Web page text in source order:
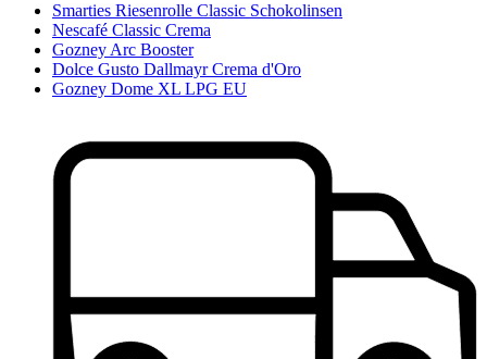
Smarties Riesenrolle Classic Schokolinsen
Nescafé Classic Crema
Gozney Arc Booster
Dolce Gusto Dallmayr Crema d'Oro
Gozney Dome XL LPG EU